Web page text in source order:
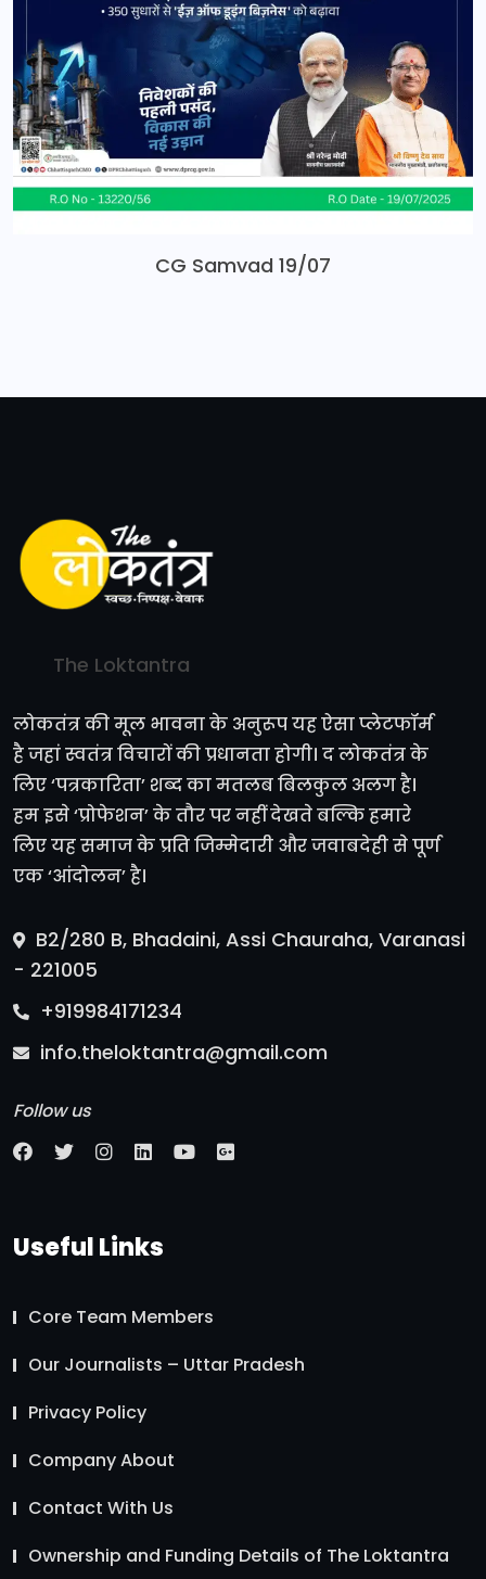
CG Samvad 19/07
The Loktantra
लोकतंत्र की मूल भावना के अनुरूप यह ऐसा प्लेटफॉर्म
है जहां स्वतंत्र विचारों की प्रधानता होगी। द लोकतंत्र के
लिए ‘पत्रकारिता’ शब्द का मतलब बिलकुल अलग है।
हम इसे ‘प्रोफेशन’ के तौर पर नहीं देखते बल्कि हमारे
लिए यह समाज के प्रति जिम्मेदारी और जवाबदेही से पूर्ण
एक ‘आंदोलन’ है।
B2/280 B, Bhadaini, Assi Chauraha, Varanasi
- 221005
+919984171234
info.theloktantra@gmail.com
Follow us
Useful Links
Core Team Members
Our Journalists – Uttar Pradesh
Privacy Policy
Company About
Contact With Us
Ownership and Funding Details of The Loktantra